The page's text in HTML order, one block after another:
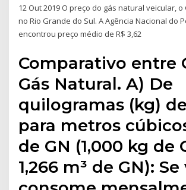
12 Out 2019 O preço do gás natural veicular, o
no Rio Grande do Sul. A Agência Nacional do
encontrou preço médio de R$ 3,62
Comparativo entre
Gás Natural. A) De
quilogramas (kg)
para metros
de GN (1,000 kg de
1,266 m³ de GN):